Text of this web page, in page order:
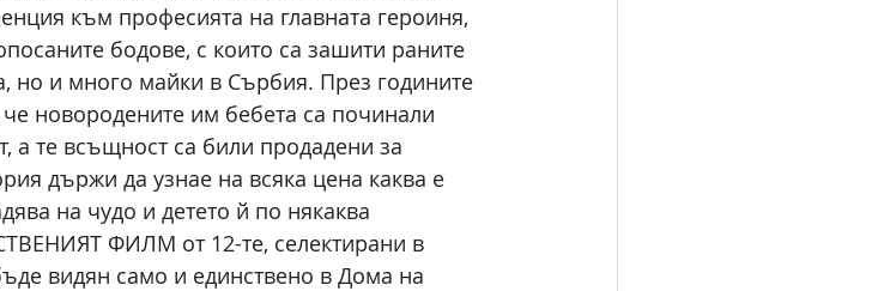
към професията на главната героиня,
бодове, с които са зашити раните
но и много майки в Сърбия. През годините
новородените им бебета са починали
а те всъщност са били продадени за
държи да узнае на всяка цена каква е
на чудо и детето й по някаква
ФИЛМ от 12-те, селектирани в
видян само и единствено в Дома на